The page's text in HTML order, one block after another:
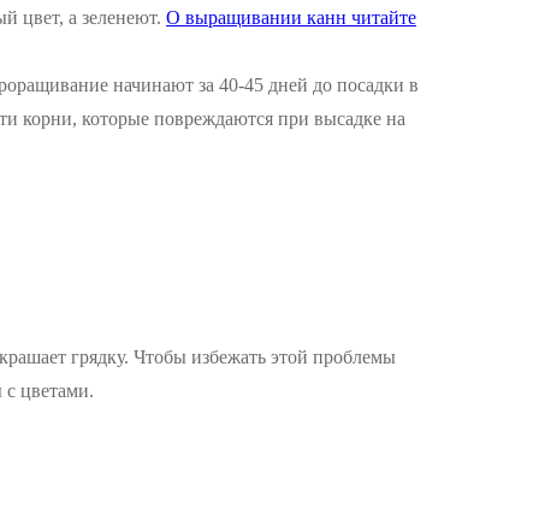
цвет, а зеленеют. О выращивании канн читайте
начинают за 40-45 дней до посадки в
корни, которые повреждаются при высадке на
грядку. Чтобы избежать этой проблемы
с цветами.